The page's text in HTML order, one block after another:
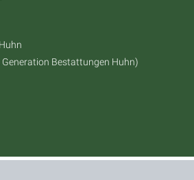
Generation Bestattungen Huhn)